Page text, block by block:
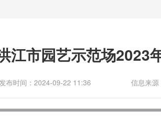
江市园艺示范场2023
布时间：2024-09-22 11:36 信息来